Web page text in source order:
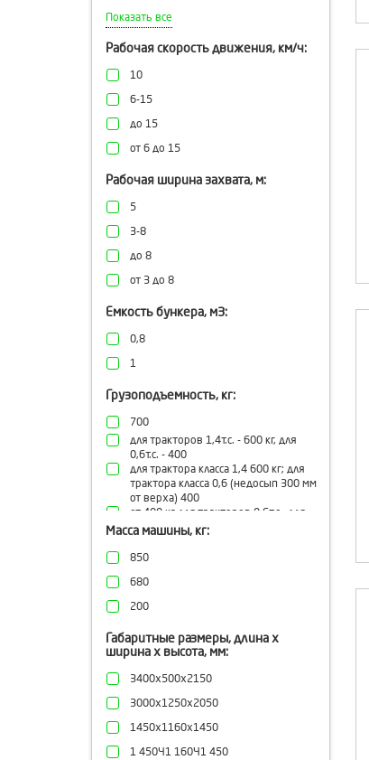
от 30000 до 75000
Показать все
Рабочая скорость движения, км/ч:
10
6-15
до 15
от 6 до 15
Рабочая ширина захвата, м:
5
3-8
до 8
от 3 до 8
Емкость бункера, м3:
0,8
1
Грузоподъемность, кг:
700
для тракторов 1,4т.с. - 600 кг, для
0,6т.с. - 400
для трактора класса 1,4 600 кг; для
трактора класса 0,6 (недосып 300 мм
от верха) 400
от 400 кг для тракторов 0,6т.с., для
тракторов от 1,4т.с. до 600
Масса машины, кг:
850
680
200
Габаритные размеры, длина х
ширина х высота, мм:
3400х500х2150
3000х1250х2050
1450х1160х1450
1 450×1 160×1 450